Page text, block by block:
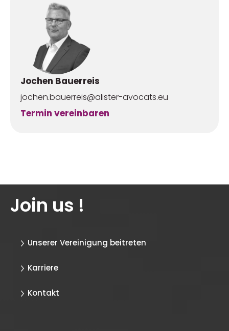
Jochen Bauerreis
jochen.bauerreis@alister-avocats.eu
Termin vereinbaren
Join us !
Unserer Vereinigung beitreten
Karriere
Kontakt